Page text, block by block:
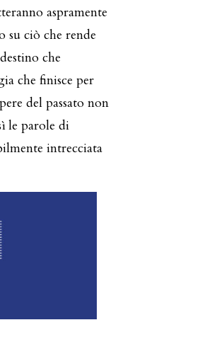
aspramente
su ciò che rende
che
che finisce per
del passato non
le parole di
intrecciata